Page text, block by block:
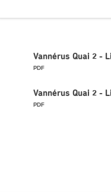
Vannérus Quai 2 -
PDF
Vannérus Quai 2 -
PDF